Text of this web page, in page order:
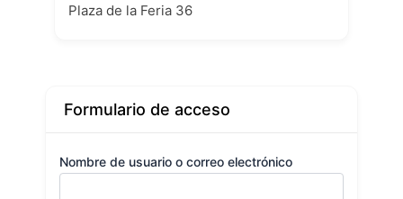
Plaza de la Feria 36
Formulario de acceso
Nombre de usuario o correo electrónico